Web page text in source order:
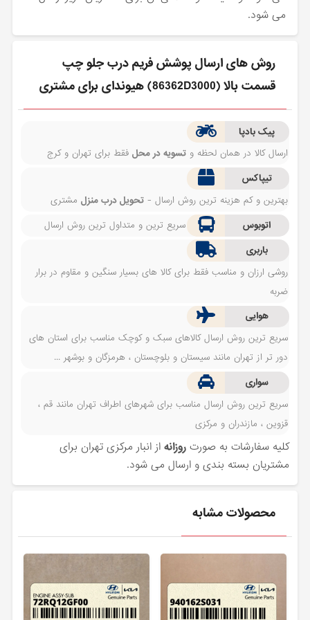
می شود.
روش های ارسال پوشش فريم درب جلو چپ
قسمت بالا (86362D3000) هیوندای برای مشتری
پیک بادپا
ارسال کالا در همان لحظه وتسویه در محل فقط برای تهران و کرج
تیپاکس
بهترین و کم هزینه ترین روش ارسال -تحویل درب منزل مشتری
اتوبوس
سریع ترین و متداول ترین روش ارسال
باربری
روشی ارزان و مناسب فقط برای کالا های بسیار سنگین و مقاوم در برار
ضربه
هوایی
سریع ترین روش ارسال کالاهای سبک و کوچک مناسب برای استان های
دور تر از تهران مانند سیستان و بلوچستان ، هرمزگان و بوشهر ...
سواری
سریع ترین روش ارسال مناسب برای شهرهای اطراف تهران مانند قم ،
قزوین ، مازندران و مرکزی
کلیه سفارشات به صورتروزانه از انبار مرکزی تهران برای
مشتریان بسته بندی و ارسال می شود.
محصولات مشابه